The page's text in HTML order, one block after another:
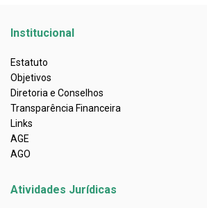
Institucional
Estatuto
Objetivos
Diretoria e Conselhos
Transparência Financeira
Links
AGE
AGO
Atividades Jurídicas